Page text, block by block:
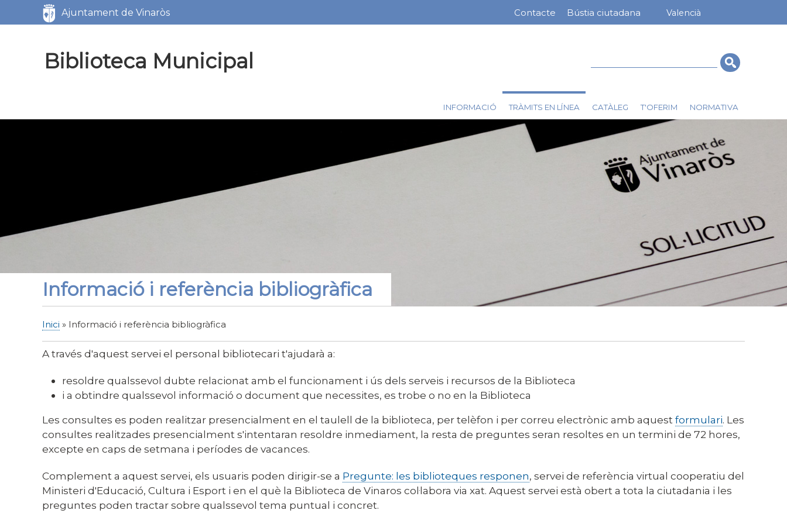
al
Valencià
Menú
Contacte Bústia ciutadana
Ajuntament de Vinaròs
Biblioteca Municipal
INFORMACIÓ TRÀMITS EN LÍNEA CATÀLEG T'OFERIM NORMATIVA
Informació i referència bibliogràfica
d'Ariadna
Inici Informació i referència bibliogràfica
A través d'aquest servei el personal bibliotecari t'ajudarà a:
resoldre qualssevol dubte relacionat amb el funcionament i ús dels serveis i recursos de la Biblioteca
i a obtindre qualssevol informació o document que necessites, es trobe o no en la Biblioteca
Les consultes es poden realitzar presencialment en el taulell de la biblioteca, per telèfon i per correu electrònic amb aquest formulari. Les
consultes realitzades presencialment s'intentaran resoldre inmediament, la resta de preguntes seran resoltes en un termini de 72 hores,
excepte en caps de setmana i períodes de vacances.
Complement a aquest servei, els usuaris poden dirigir-se a Pregunte: les biblioteques responen, servei de referència virtual cooperatiu del
Ministeri d'Educació, Cultura i Esport i en el què la Biblioteca de Vinaros col·labora via xat. Aquest servei està obert a tota la ciutadania i les
preguntes poden tractar sobre qualssevol tema puntual i concret.